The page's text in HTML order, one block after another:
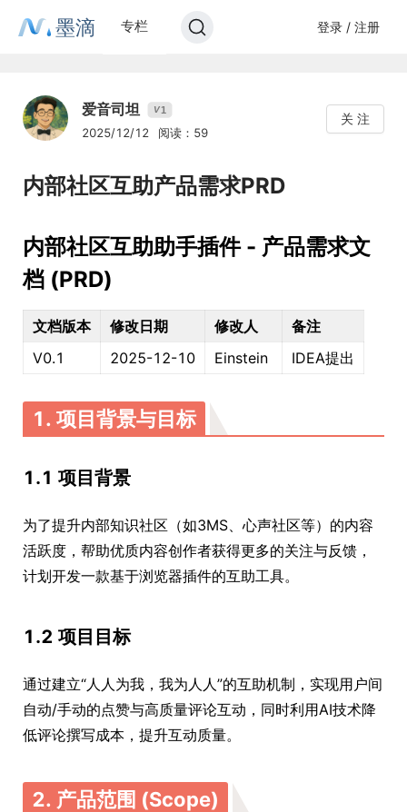
墨滴 专栏 登录 / 注册
爱音司坦 V1
2025/12/12 阅读：59
关 注
内部社区互助产品需求PRD
内部社区互助助手插件 - 产品需求文
档 (PRD)
文档版本 修改日期 修改人
备注
V0.1
2025-12-10 Einstein IDEA提出
1. 项目背景与目标
1.1 项目背景
为了提升内部知识社区（如3MS、心声社区等）的内容
活跃度，帮助优质内容创作者获得更多的关注与反馈，
计划开发一款基于浏览器插件的互助工具。
1.2 项目目标
通过建立“人人为我，我为人人”的互助机制，实现用户间
自动/手动的点赞与高质量评论互动，同时利用AI技术降
低评论撰写成本，提升互动质量。
2. 产品范围 (Scope)